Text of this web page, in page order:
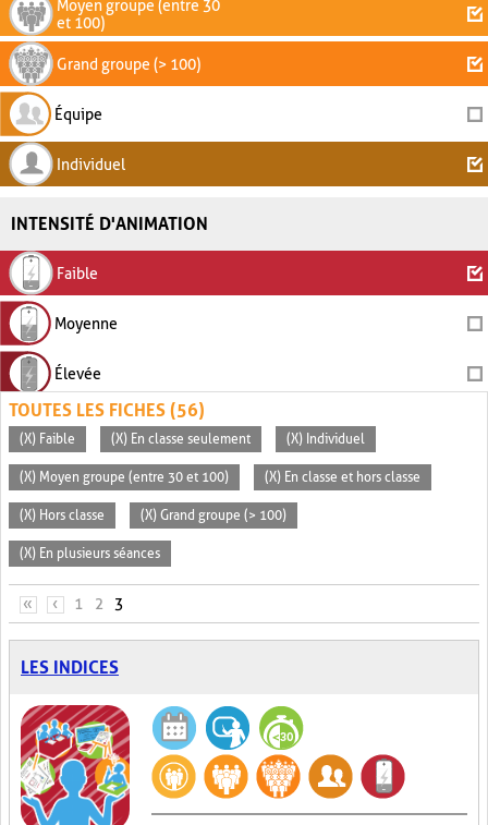
Moyen groupe (entre 30
et 100)
Grand groupe (> 100)
Équipe
Individuel
INTENSITÉ D'ANIMATION
Faible
Moyenne
Élevée
TOUTES LES FICHES (56)
(X) Faible (X) En classe seulement (X) Individuel
(X) Moyen groupe (entre 30 et 100) (X) En classe et hors classe
(X) Hors classe (X) Grand groupe (> 100)
(X) En plusieurs séances
PAGES
« ‹ 1 2 3
LES INDICES